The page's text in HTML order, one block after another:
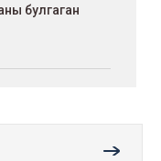
булгаган